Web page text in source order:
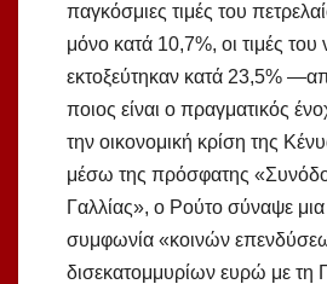
παγκόσμιες τιμές του
μόνο κατά 10,7%, οι τιμές του
εκτοξεύτηκαν κατά 23,5%
ποιος είναι ο πραγματικός
την οικονομική κρίση της
μέσω της πρόσφατης
Γαλλίας», ο Ρούτο σύναψε
συμφωνία «κοινών
δισεκατομμυρίων ευρώ με τη